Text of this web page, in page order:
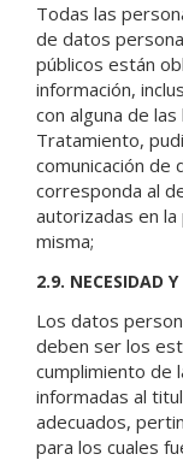
Todas las
de datos
públicos están
información,
con alguna de
Tratamiento,
comunicación de
corresponda al
autorizadas en
misma;
2.9. NECESIDAD
Los datos
deben ser los
cumplimiento de
informadas al
adecuados,
para los cuales